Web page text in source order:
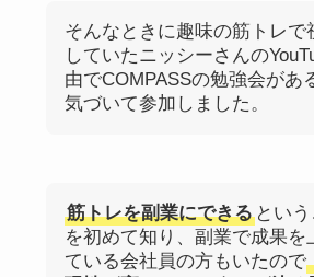
そんなときに趣味の筋トレで
していたニッシーさんの
由でCOMPASSの勉強会があ
気づいて参加しました。
筋トレを副業にできるという
を初めて知り、副業で成果を
ている会社員の方もいたので